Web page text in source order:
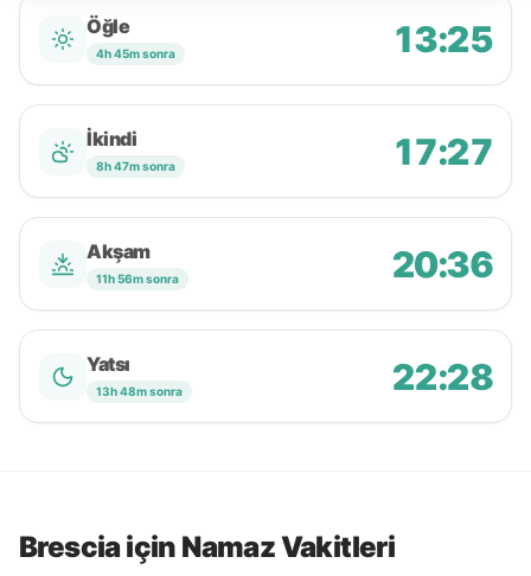
Öğle
4h 45m sonra 13:25
İkindi
8h 47m sonra 17:27
Akşam
11h 56m sonra 20:36
Yatsı
13h 48m sonra 22:28
Brescia için Namaz Vakitleri